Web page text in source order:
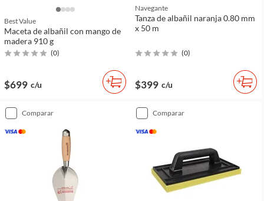
Best Value
Maceta de albañil con mango de
madera 910 g
(0)
$699 c/u
Navegante
Tanza de albañil naranja 0.80 mm
x 50 m
(0)
$399 c/u
comparar comparar